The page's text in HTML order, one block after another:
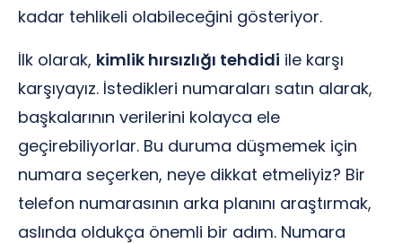
kadar tehlikeli olabileceğini gösteriyor.
İlk olarak, kimlik hırsızlığı tehdidi ile karşı
karşıyayız. İstedikleri numaraları satın alarak,
başkalarının verilerini kolayca ele
geçirebiliyorlar. Bu duruma düşmemek için
numara seçerken, neye dikkat etmeliyiz? Bir
telefon numarasının arka planını araştırmak,
aslında oldukça önemli bir adım. Numara